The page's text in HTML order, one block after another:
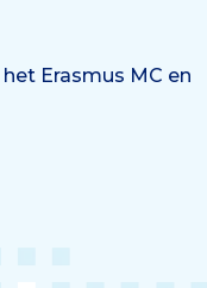
Erasmus MC en